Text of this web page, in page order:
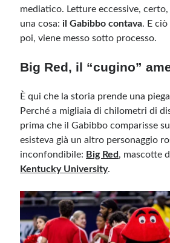
mediatico. Letture eccessive,
una cosa:il Gabibbo contava. E
poi, viene messo sotto processo.
Big Red, il “cugino”
È qui che la storia prende una
Perché a migliaia di chilometri di
prima che il Gabibbo comparisse
esisteva già un altro personaggio
inconfondibile: Big Red, mascotte
Kentucky University.